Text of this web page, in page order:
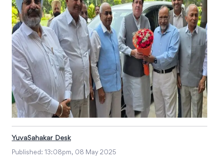
YuvaSahakar Desk
Published: 13:08pm, 08 May 2025